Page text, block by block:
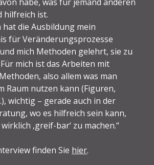
hilfreich ist.
hat die Ausbildung mein
für Veränderungsprozesse
mich Methoden gelehrt, sie zu
mich ist das Arbeiten mit
also allem was man
Raum nutzen kann (Figuren,
wichtig – gerade auch in der
wo es hilfreich sein kann,
‚greif-bar‘ zu machen.“
finden Sie hier.